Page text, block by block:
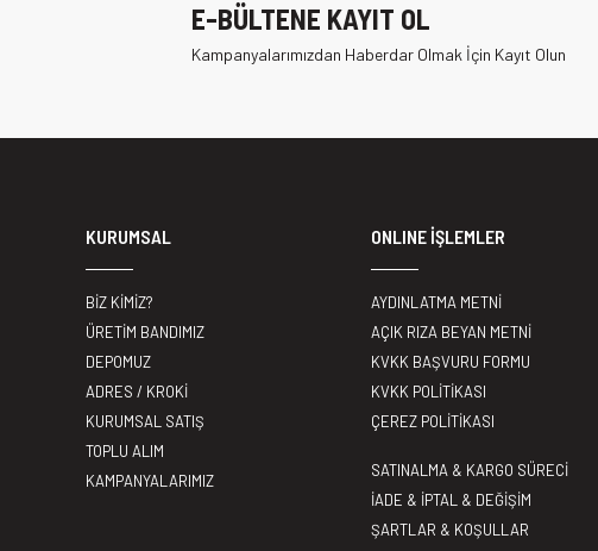
E-BÜLTENE KAYIT OL
Kampanyalarımızdan Haberdar Olmak İçin Kayıt Olun
KURUMSAL
BİZ KİMİZ?
ÜRETİM BANDIMIZ
DEPOMUZ
ADRES / KROKİ
KURUMSAL SATIŞ
TOPLU ALIM
KAMPANYALARIMIZ
ONLINE İŞLEMLER
AYDINLATMA METNİ
AÇIK RIZA BEYAN METNİ
KVKK BAŞVURU FORMU
KVKK POLİTİKASI
ÇEREZ POLİTİKASI
SATINALMA & KARGO SÜRECİ
İADE & İPTAL & DEĞİŞİM
ŞARTLAR & KOŞULLAR